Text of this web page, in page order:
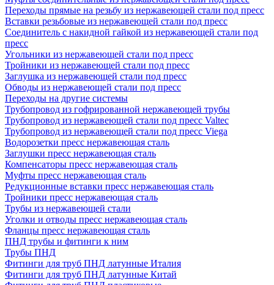
Переходы прямые на резьбу из нержавеющей стали под пресс
Вставки резьбовые из нержавеющей стали под пресс
Соединитель с накидной гайкой из нержавеющей стали под
пресс
Угольники из нержавеющей стали под пресс
Тройники из нержавеющей стали под пресс
Заглушка из нержавеющей стали под пресс
Обводы из нержавеющей стали под пресс
Переходы на другие системы
Трубопровод из гофрированной нержавеющей трубы
Трубопровод из нержавеющей стали под пресс Valtec
Трубопровод из нержавеющей стали под пресс Viega
Водорозетки пресс нержавеющая сталь
Заглушки пресс нержавеющая сталь
Компенсаторы пресс нержавеющая сталь
Муфты пресс нержавеющая сталь
Редукционные вставки пресс нержавеющая сталь
Тройники пресс нержавеющая сталь
Трубы из нержавеющей стали
Уголки и отводы пресс нержавеющая сталь
Фланцы пресс нержавеющая сталь
ПНД трубы и фитинги к ним
Трубы ПНД
Фитинги для труб ПНД латунные Италия
Фитинги для труб ПНД латунные Китай